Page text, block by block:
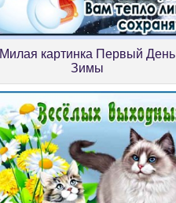
Милая картинка Первый День
Зимы